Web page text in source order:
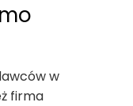
w
firma